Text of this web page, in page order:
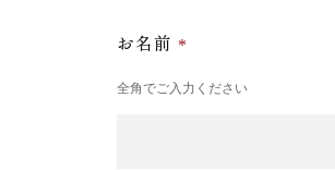
お名前
全角でご入力ください